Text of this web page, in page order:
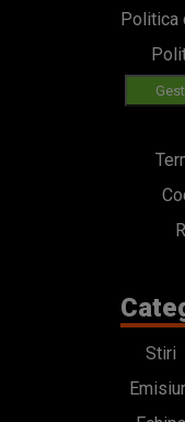
Politica
Stiri